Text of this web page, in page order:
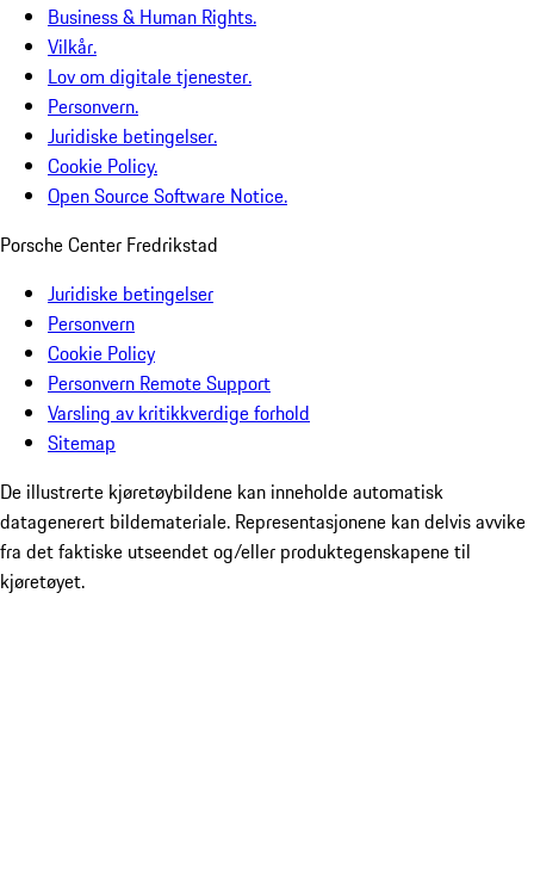
Business & Human Rights.
Vilkår.
Lov om digitale tjenester.
Personvern.
Juridiske betingelser.
Cookie Policy.
Open Source Software Notice.
Porsche Center Fredrikstad
Juridiske betingelser
Personvern
Cookie Policy
Personvern Remote Support
Varsling av kritikkverdige forhold
Sitemap
De illustrerte kjøretøybildene kan inneholde automatisk
datagenerert bildemateriale. Representasjonene kan delvis avvike
fra det faktiske utseendet og/eller produktegenskapene til
kjøretøyet.